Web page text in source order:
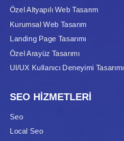
Özel Altyapılı Web Tasarım
Kurumsal Web Tasarım
Landing Page Tasarımı
Özel Arayüz Tasarımı
UI/UX Kullanıcı Deneyimi Tasarımı
SEO HİZMETLERİ
Seo
Local Seo